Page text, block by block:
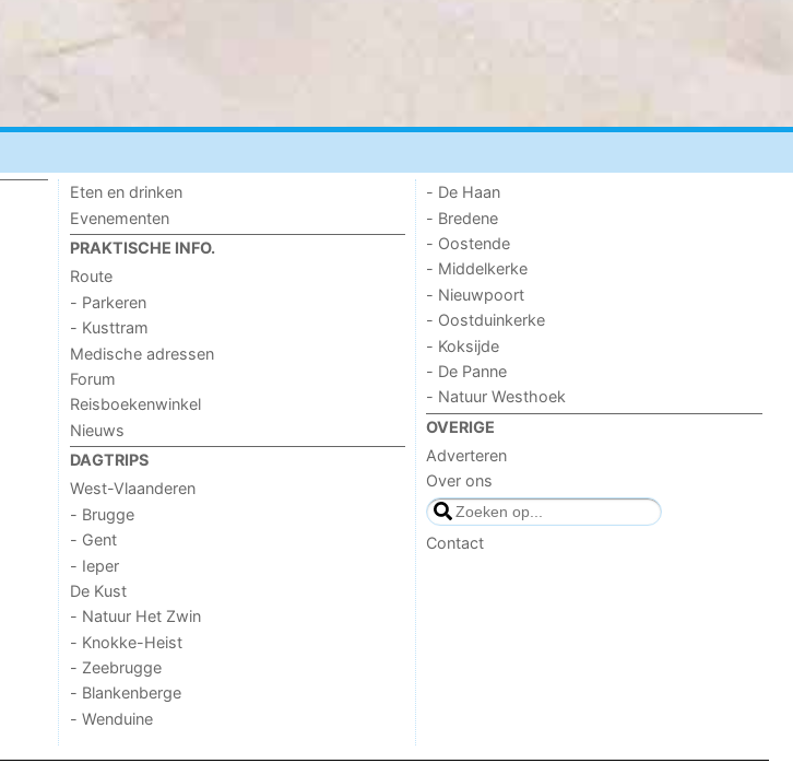
Eten en drinken
Evenementen
PRAKTISCHE INFO.
Route
- Parkeren
- Kusttram
Medische adressen
Forum
Reisboekenwinkel
Nieuws
DAGTRIPS
West-Vlaanderen
- Brugge
- Gent
- Ieper
De Kust
- Natuur Het Zwin
- Knokke-Heist
- Zeebrugge
- Blankenberge
- Wenduine
- De Haan
- Bredene
- Oostende
- Middelkerke
- Nieuwpoort
- Oostduinkerke
- Koksijde
- De Panne
- Natuur Westhoek
OVERIGE
Adverteren
Over ons
Contact